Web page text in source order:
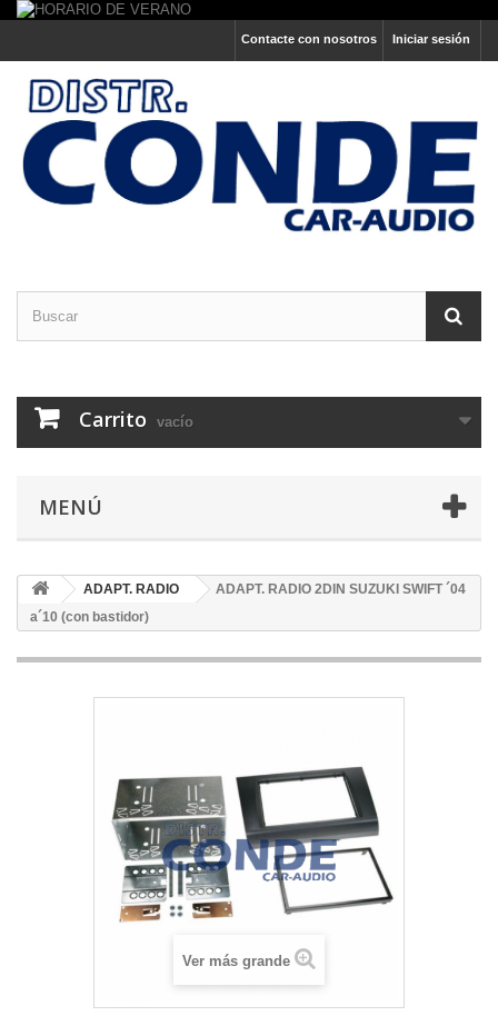
Iniciar sesión
Contacte con nosotros
Carrito vacío
MENÚ
ADAPT. RADIO
ADAPT. RADIO 2DIN SUZUKI SWIFT ´04
a´10 (con bastidor)
Ver más grande